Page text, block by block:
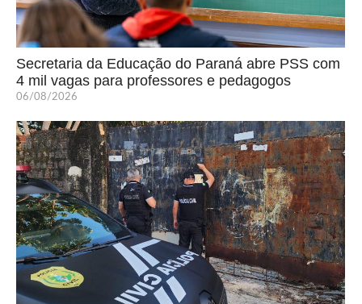
Secretaria da Educação do Paraná abre PSS com
4 mil vagas para professores e pedagogos
06/08/2026